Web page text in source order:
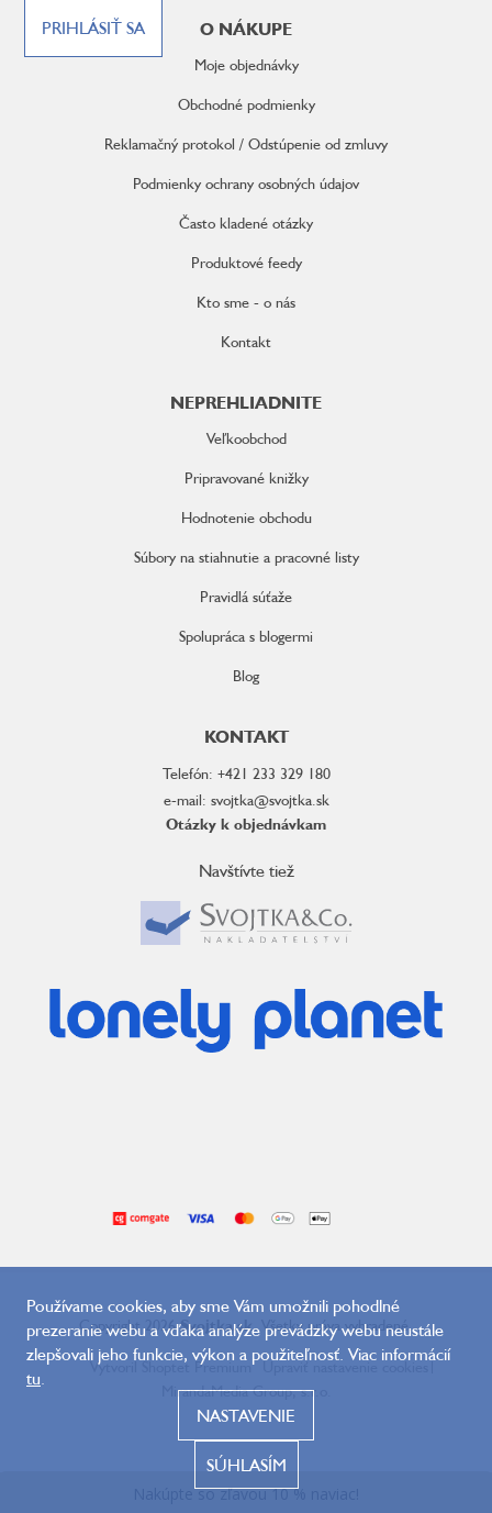
Používame cookies, aby sme Vám umožnili pohodlné
prezeranie webu a vďaka analýze prevádzky webu neustále
zlepšovali jeho funkcie, výkon a použiteľnosť. Viac informácií
tu.
NASTAVENIE
SÚHLASÍM
PRIHLÁSIŤ SA O NÁKUPE
Moje objednávky
Obchodné podmienky
Reklamačný protokol / Odstúpenie od zmluvy
Podmienky ochrany osobných údajov
Často kladené otázky
Produktové feedy
Kto sme - o nás
Kontakt
NEPREHLIADNITE
Veľkoobchod
Pripravované knižky
Hodnotenie obchodu
Súbory na stiahnutie a pracovné listy
Pravidlá súťaže
Spolupráca s blogermi
Blog
KONTAKT
Telefón: +421 233 329 180
e-mail: svojtka@svojtka.sk
Otázky k objednávkam
Navštívte tiež
Copyright 2026Svojtka.sk. Všetky práva vyhradené.
Vytvoril Shoptet Premium Upraviť nastavenie cookies|
MirandaMedia Group, s.r.o.
Naposledy navštívené
Nakúpte so zľavou 10 % naviac!